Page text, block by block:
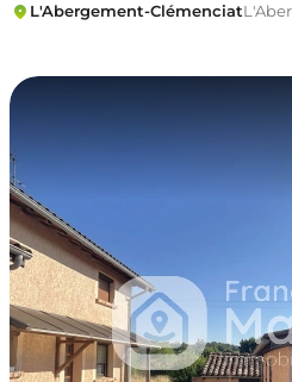
L'Abergement-Clémenciat